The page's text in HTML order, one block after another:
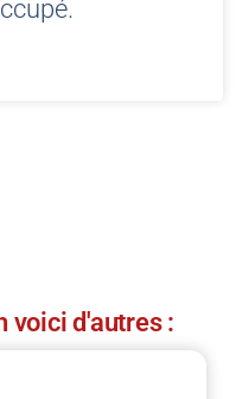
voici d'autres :